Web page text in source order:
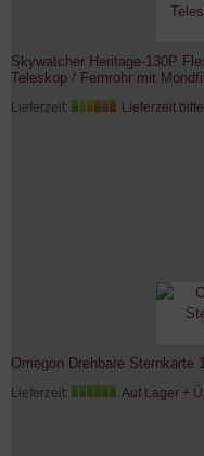
Skywatcher Heritage-130P
Teleskop / Fernrohr mit
Lieferzeit: Lieferzeit
Omegon Drehbare Sternkarte
Lieferzeit: Auf Lager +